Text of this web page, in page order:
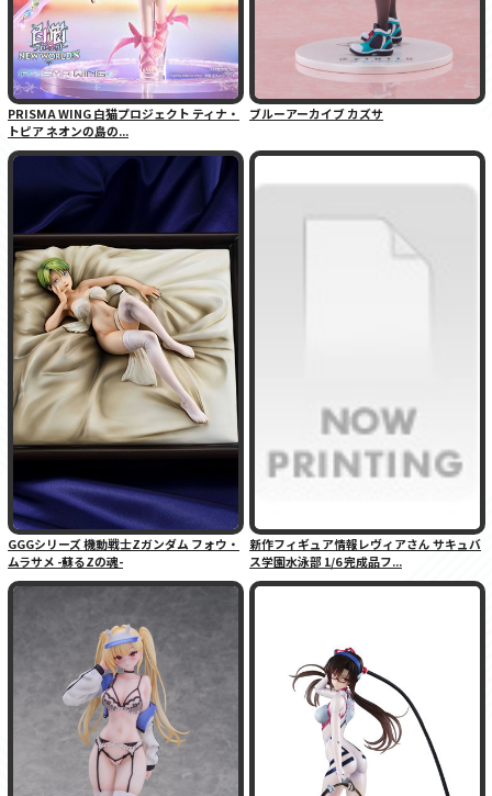
PRISMA WING 白猫プロジェクト ティナ・
トピア ネオンの島の...
ブルーアーカイブ カズサ
GGGシリーズ 機動戦士Zガンダム フォウ・
ムラサメ -蘇るZの魂-
新作フィギュア情報レヴィアさん サキュバ
ス学園水泳部 1/6 完成品フ...